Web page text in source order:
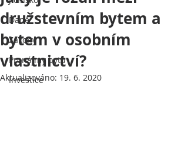
Daně
Zákony
Pronájmy bytů
Investice
družstevním bytem a
bytem v osobním
vlastnictví?
Aktualizováno: 19. 6. 2020